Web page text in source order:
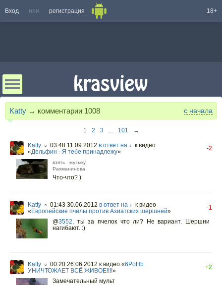
Вход или регистрация 18+
Katty → комментарии 1008 с начала
1 2 3 ... 101 →
Katty ○ 03:48 11.09.2012 в ответ на ↓ к видео
«Дельфин - Я тебе принадлежу» -2
взять музыку
Рахманинова
Что-что? )
Katty ○ 01:43 30.06.2012 в ответ на ↓ к видео
« Европейские пчёлы против Азиатских шершней»
-1
@3552, ты за пчелок что ли? Не вариант. Шершни
нагибают. :)
Katty ○ 00:20 26.06.2012 к видео «6PoHb
УНИЧТОЖАЕТ ВСЁ ЖИВОЕ!!!!»
+2
Замечательный мульт